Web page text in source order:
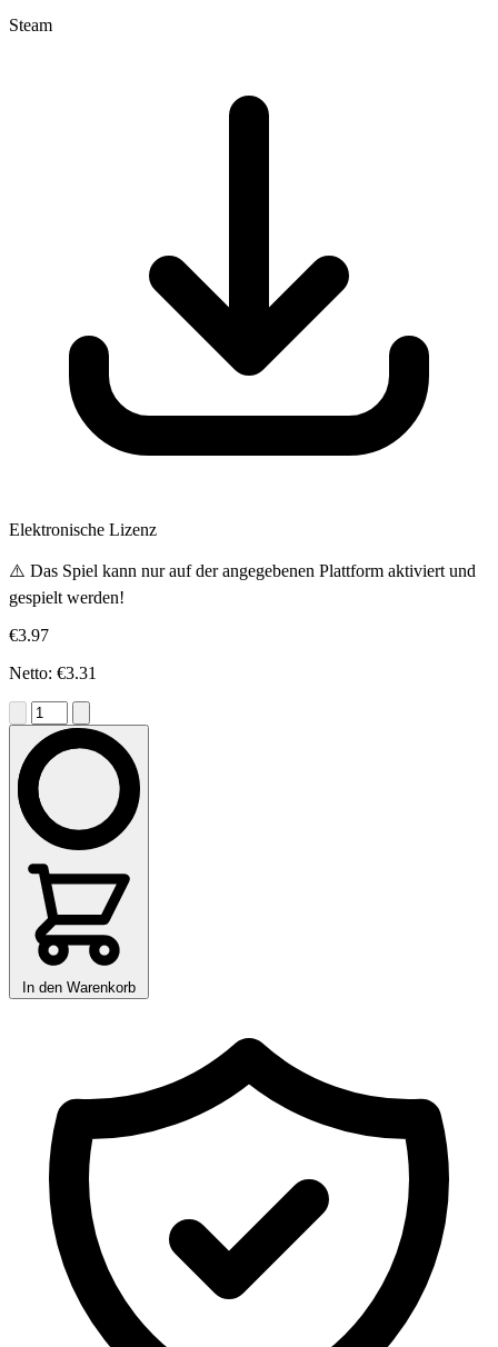
Steam
Elektronische Lizenz
⚠️ Das Spiel kann nur auf der angegebenen Plattform aktiviert und
gespielt werden!
€3.97
Netto: €3.31
In den Warenkorb